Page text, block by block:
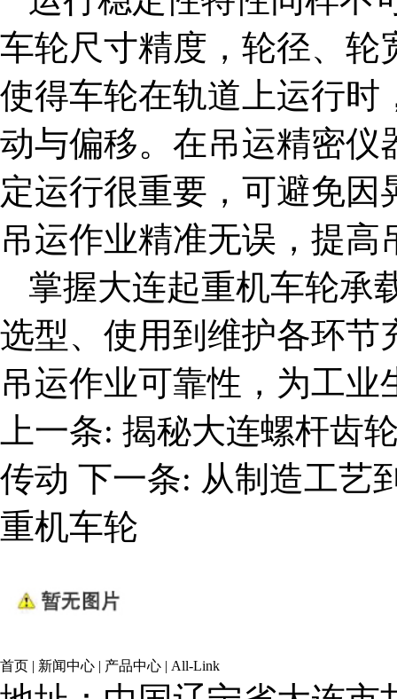
车轮尺寸精度，轮径、轮
使得车轮在轨道上运行时
动与偏移。在吊运精密仪
定运行很重要，可避免
吊运作业精准无误，提高
掌握大连起重机车轮承
选型、使用到维护各环节
吊运作业可靠性，为工
上一条: 揭秘大连螺杆齿
传动 下一条: 从制造工艺
重机车轮
首页 | 新闻中心 | 产品中心 | All-Link